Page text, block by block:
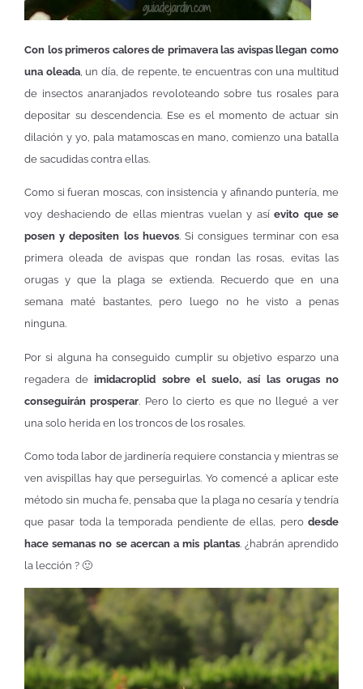
Con los primeros calores de primavera las avispas llegan como
una oleada, un día, de repente, te encuentras con una multitud
de insectos anaranjados revoloteando sobre tus rosales para
depositar su descendencia. Ese es el momento de actuar sin
dilación y yo, pala matamoscas en mano, comienzo una batalla
de sacudidas contra ellas.
Como si fueran moscas, con insistencia y afinando puntería, me
voy deshaciendo de ellas mientras vuelan y así evito que se
posen y depositen los huevos. Si consigues terminar con esa
primera oleada de avispas que rondan las rosas, evitas las
orugas y que la plaga se extienda. Recuerdo que en una
semana maté bastantes, pero luego no he visto a penas
ninguna.
Por si alguna ha conseguido cumplir su objetivo esparzo una
regadera deimidacroplid sobre el suelo, así las orugas no
conseguirán prosperar. Pero lo cierto es que no llegué a ver
una solo herida en los troncos de los rosales.
Como toda labor de jardinería requiere constancia y mientras se
ven avispillas hay que perseguirlas. Yo comencé a aplicar este
método sin mucha fe, pensaba que la plaga no cesaría y tendría
que pasar toda la temporada pendiente de ellas, pero desde
hace semanas no se acercan a mis plantas. ¿habrán aprendido
la lección ? 🙂